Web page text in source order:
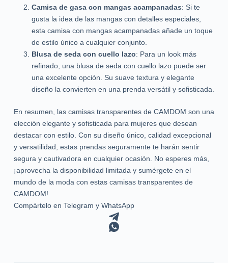
Camisa de gasa con mangas acampanadas: Si te
gusta la idea de las mangas con detalles especiales,
esta camisa con mangas acampanadas añade un toque
de estilo único a cualquier conjunto.
Blusa de seda con cuello lazo: Para un look más
refinado, una blusa de seda con cuello lazo puede ser
una excelente opción. Su suave textura y elegante
diseño la convierten en una prenda versátil y sofisticada.
En resumen, las camisas transparentes de CAMDOM son una
elección elegante y sofisticada para mujeres que desean
destacar con estilo. Con su diseño único, calidad excepcional
y versatilidad, estas prendas seguramente te harán sentir
segura y cautivadora en cualquier ocasión. No esperes más,
¡aprovecha la disponibilidad limitada y sumérgete en el
mundo de la moda con estas camisas transparentes de
CAMDOM!
Compártelo en Telegram y WhatsApp